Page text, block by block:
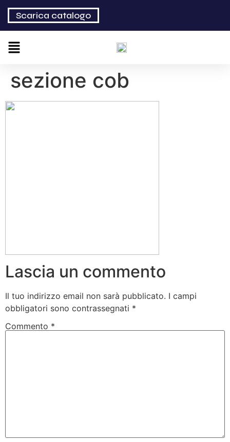
Scarica catalogo
sezione cob
Lascia un commento
Il tuo indirizzo email non sarà pubblicato. I campi
obbligatori sono contrassegnati *
Commento *